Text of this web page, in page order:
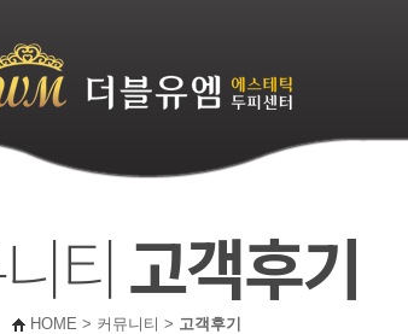
티고객후기
HOME > 커뮤니티 > 고객후기